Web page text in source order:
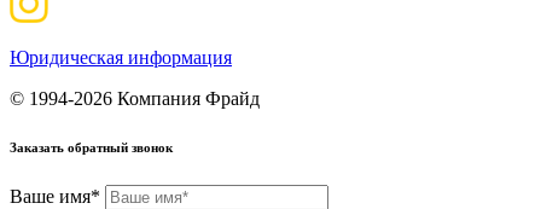
Юридическая информация
© 1994-2026 Компания Фрайд
Заказать обратный звонок
Ваше имя*